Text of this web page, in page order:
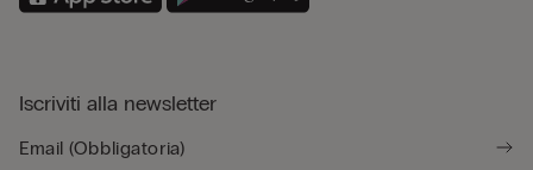
Iscriviti alla newsletter